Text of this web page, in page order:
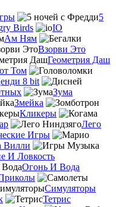
5
Birds
IO
Ам Ням
Взорви Это
Геометрия Даш
Том
8 bit
Зума
Змейка
Кликеры
Лего
Игры
Вилли
И Ловкость
Огонь И Вода
Симуляторы
Тетрис